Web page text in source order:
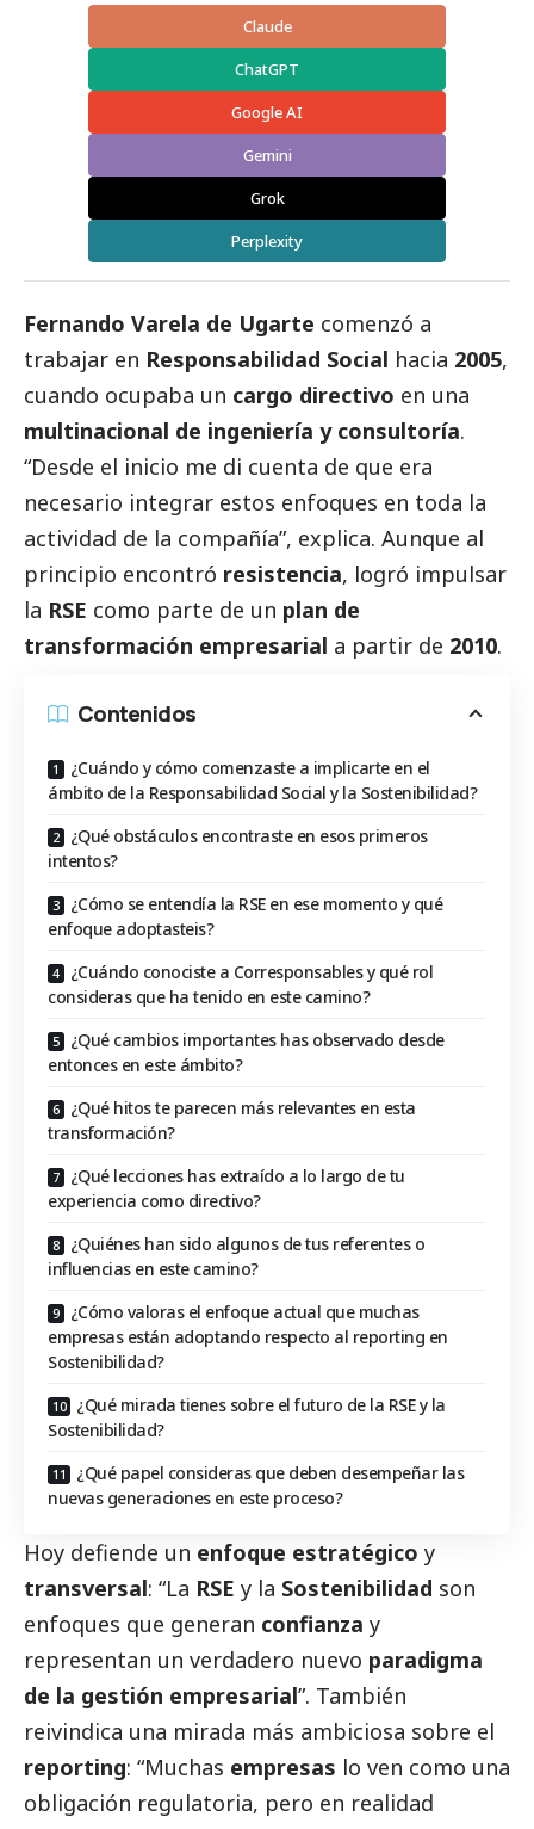
Claude
ChatGPT
Google AI
Gemini
Grok
Perplexity
Fernando Varela de Ugarte comenzó a
trabajar en Responsabilidad Social hacia 2005,
cuando ocupaba un cargo directivo en una
multinacional de ingeniería y consultoría.
“Desde el inicio me di cuenta de que era
necesario integrar estos enfoques en toda la
actividad de la compañía”, explica. Aunque al
principio encontró resistencia, logró impulsar
la RSE como parte de un plan de
transformación empresarial a partir de 2010.
Contenidos
¿Cuándo y cómo comenzaste a implicarte en el
ámbito de la Responsabilidad Social y la Sostenibilidad?
¿Qué obstáculos encontraste en esos primeros
intentos?
¿Cómo se entendía la RSE en ese momento y qué
enfoque adoptasteis?
¿Cuándo conociste a Corresponsables y qué rol
consideras que ha tenido en este camino?
¿Qué cambios importantes has observado desde
entonces en este ámbito?
¿Qué hitos te parecen más relevantes en esta
transformación?
¿Qué lecciones has extraído a lo largo de tu
experiencia como directivo?
¿Quiénes han sido algunos de tus referentes o
influencias en este camino?
¿Cómo valoras el enfoque actual que muchas
empresas están adoptando respecto al reporting en
Sostenibilidad?
¿Qué mirada tienes sobre el futuro de la RSE y la
Sostenibilidad?
¿Qué papel consideras que deben desempeñar las
nuevas generaciones en este proceso?
Hoy defiende un enfoque estratégico y
transversal: “La RSE y la Sostenibilidad son
enfoques que generan confianza y
representan un verdadero nuevo paradigma
de la gestión empresarial”. También
reivindica una mirada más ambiciosa sobre el
reporting: “Muchas empresas lo ven como una
obligación regulatoria, pero en realidad